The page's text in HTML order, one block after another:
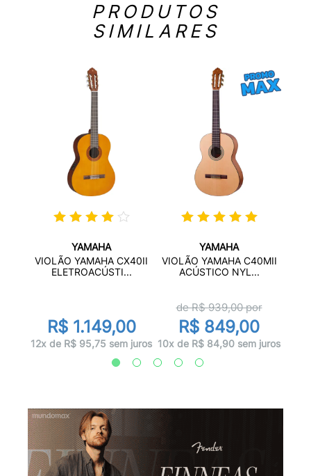
PRODUTOS
SIMILARES
YAMAHA
VIOLÃO YAMAHA CX40II
ELETROACÚSTI...
R$ 1.149,00
12x de R$ 95,75 sem juros
YAMAHA
VIOLÃO YAMAHA C40MII
ACÚSTICO NYL...
de R$939,00por
R$ 849,00
10x de R$ 84,90 sem juros